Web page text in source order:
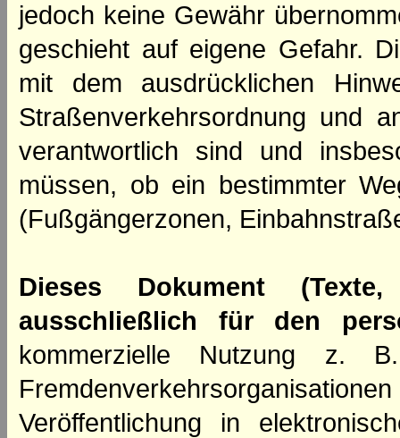
jedoch keine Gewähr
geschieht auf eigene Gefahr.
mit dem ausdrücklichen
Straßenverkehrsordnung und
verantwortlich sind und
müssen, ob ein bestimmter
(Fußgängerzonen,
Dieses Dokument
ausschließlich für den
kommerzielle Nutzung z.
Veröffentlichung in